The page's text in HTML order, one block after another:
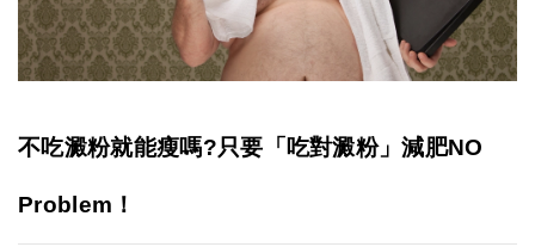
不吃澱粉就能瘦嗎?只要「吃對澱粉」減肥NO
Problem ！